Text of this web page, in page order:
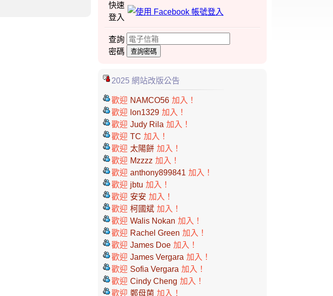
快速
登入
查詢
密碼
查詢密碼
2025 網站改版公告
歡迎 NAMCO56 加入！
歡迎 lon1329 加入！
歡迎 Judy Rila 加入！
歡迎 TC 加入！
歡迎 太陽餅 加入！
歡迎 Mzzzz 加入！
歡迎 anthony899841 加入！
歡迎 jbtu 加入！
歡迎 安安 加入！
歡迎 柯國斌 加入！
歡迎 Walis Nokan 加入！
歡迎 Rachel Green 加入！
歡迎 James Doe 加入！
歡迎 James Vergara 加入！
歡迎 Sofia Vergara 加入！
歡迎 Cindy Cheng 加入！
歡迎 鄭母菌 加入！